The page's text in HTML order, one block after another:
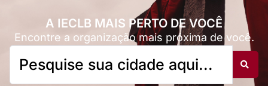
A IECLB MAIS PERTO DE VOCÊ
Encontre a organização mais próxima de você.